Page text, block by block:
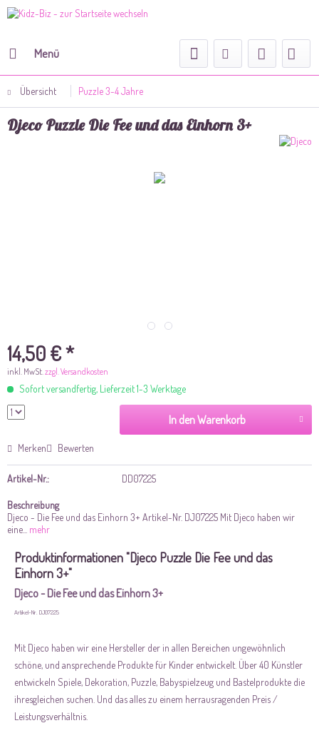
Menü
Übersicht Puzzle 3-4 Jahre
Djeco Puzzle Die Fee und das Einhorn 3+
14,50 € *
inkl. MwSt.zzgl. Versandkosten
Sofort versandfertig, Lieferzeit 1-3 Werktage
In den Warenkorb
Merken Bewerten
Artikel-Nr.: DD07225
Beschreibung
Djeco - Die Fee und das Einhorn 3+ Artikel-Nr. DJ07225 Mit Djeco haben wir
eine... mehr
Produktinformationen "Djeco Puzzle Die Fee und das
Einhorn 3+"
Djeco - Die Fee und das Einhorn 3+
Artikel-Nr. DJ07225
Mit Djeco haben wir eine Hersteller der in allen Bereichen ungewöhnlich
schöne, und ansprechende Produkte für Kinder entwickelt. Über 40 Künstler
entwickeln Spiele, Dekoration, Puzzle, Babyspielzeug und Bastelprodukte die
ihresgleichen suchen. Und das alles zu einem herrausragenden Preis /
Leistungsverhältnis.